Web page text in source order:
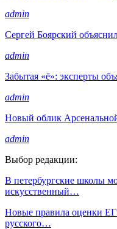
admin
Сергей Боярский
admin
Забытая «ё»: эксперты
admin
Новый облик
admin
Выбор редакции:
В петербургские школы
искусственный…
Новые правила оценки
русского…